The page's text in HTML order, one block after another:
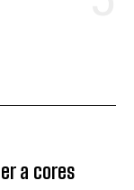
a cores